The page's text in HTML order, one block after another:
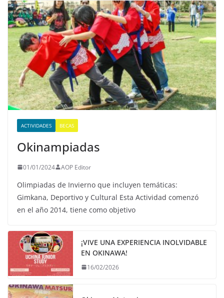
ACTIVIDADES BECAS
Okinampiadas
01/01/2024 AOP Editor
Olimpiadas de Invierno que incluyen temáticas:
Gimkana, Deportivo y Cultural Esta Actividad comenzó
en el año 2014, tiene como objetivo
¡VIVE UNA EXPERIENCIA INOLVIDABLE
EN OKINAWA!
16/02/2026